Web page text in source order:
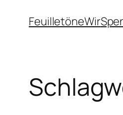
InhaltFeuilletöneWir